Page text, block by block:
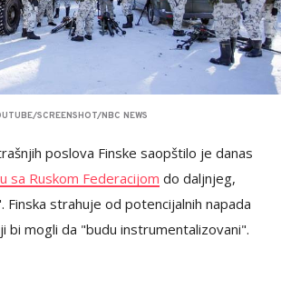
SCREENSHOT/NBC NEWS
poslova Finske saopštilo je danas
sa Ruskom Federacijom do daljnjeg,
strahuje od potencijalnih napada
bi mogli da "budu instrumentalizovani".